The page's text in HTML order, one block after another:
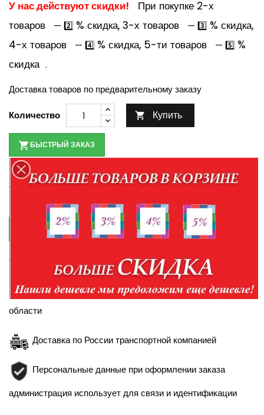
У нас действуют скидки!
При покупке 2-х
товаров
— 2️⃣ % скидка, 3-х товаров — 3️⃣ % скидка,
4-х товаров
— 4️⃣ % скидка, 5-ти товаров — 5️⃣ %
скидка .
Доставка товаров по предварительному заказу
Количество  Купить
БЫСТРЫЙ ЗАКАЗ
Оплата при получении товара
По наличию товара уточняйте у менеджеров по
телефонам:+7-952-430-35-98
+7-904-094-99-99
КУПИТЬ В КРЕДИТ
Доставка в пределах Белгорода и Белгородской
области
Доставка по России транспортной компанией
Персональные данные при оформлении заказа
администрация использует для связи и идентификации